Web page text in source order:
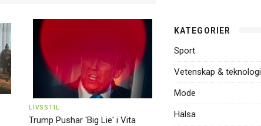
LIVSSTIL
Trump Pushar 'Big Lie' i Vita
KATEGORIER
Sport
Vetenskap & teknologi
Mode
Hälsa